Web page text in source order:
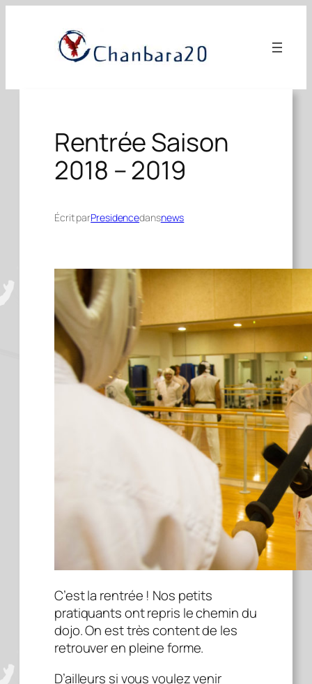
Rentrée Saison
2018 – 2019
Écrit parPresidencedansnews
C’est la rentrée ! Nos petits
pratiquants ont repris le chemin du
dojo. On est très content de les
retrouver en pleine forme.
D’ailleurs si vous voulez venir